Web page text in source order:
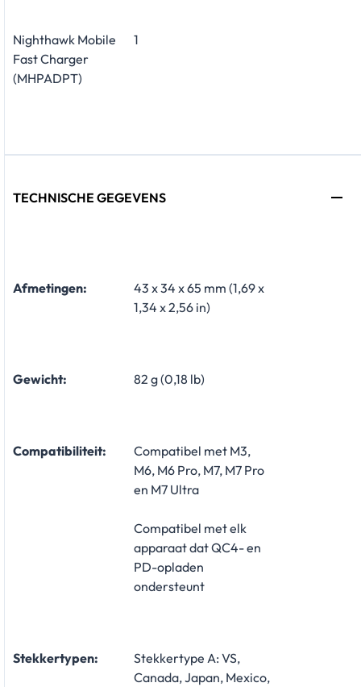
Nighthawk Mobile
Fast Charger
(MHPADPT)
1
TECHNISCHE GEGEVENS
Afmetingen:
43 x 34 x 65 mm (1,69 x
1,34 x 2,56 in)
Gewicht: 82 g (0,18 lb)
Compatibiliteit:
Compatibel met M3,
M6, M6 Pro, M7, M7 Pro
en M7 Ultra
Compatibel met elk
apparaat dat QC4- en
PD-opladen
ondersteunt
Stekkertypen:
Stekkertype A: VS,
Canada, Japan, Mexico,